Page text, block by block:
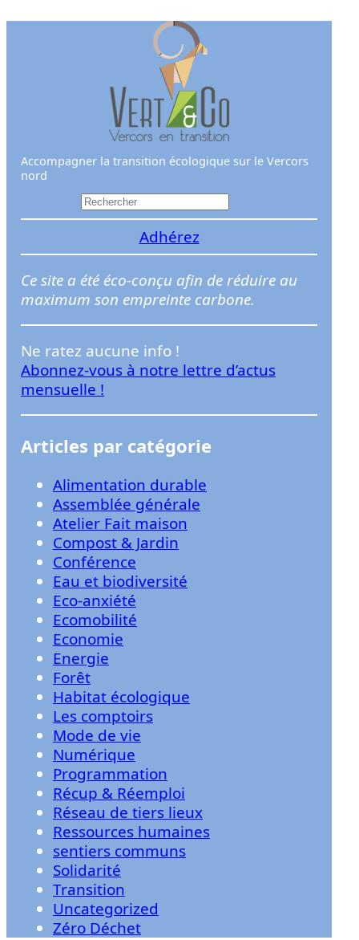
Accompagner la transition écologique sur le Vercors
nord
e
h
e
r
e
r
Adhérez
Ce site a été éco-conçu afin de réduire au
maximum son empreinte carbone.
Ne ratez aucune info !
Abonnez-vous à notre lettre d’actus
mensuelle !
Articles par catégorie
Alimentation durable
Assemblée générale
Atelier Fait maison
Compost & Jardin
Conférence
Eau et biodiversité
Eco-anxiété
Ecomobilité
Economie
Energie
Forêt
Habitat écologique
Les comptoirs
Mode de vie
Numérique
Programmation
Récup & Réemploi
Réseau de tiers lieux
Ressources humaines
sentiers communs
Solidarité
Transition
Uncategorized
Zéro Déchet